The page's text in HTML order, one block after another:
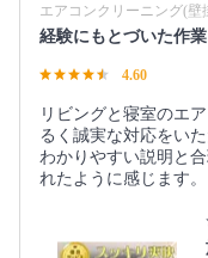
エアコンクリーニング(壁
経験にもとづいた作業
4.60
リビングと寝室のエ
るく誠実な対応をい
わかりやすい説明と
れたように感じます。